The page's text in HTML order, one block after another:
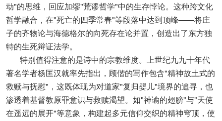
动"的思维，回应加缪"荒谬哲学"中的生存悖论。这种跨文化
哲学融合，在"死亡的四季常春"等段落中达到顶峰——将庄
子的齐物论与海德格尔的向死存在论并置，创造出了东方独
特的生死辩证法学。
特别值得注意的是诗中的宗教维度。上世纪九九十年代
著名学者杨匡汉就率先指出，顾偕的写作包含"精神故土式的
救赎与抚慰"，这既体现为对道家"复归婴儿"境界的追寻，也
渗透着基督教原罪意识与救赎渴望。如"神谕的翅膀"与"天使
在遥远的展开"等意象，构建起多元信仰交织的精神穹顶，使